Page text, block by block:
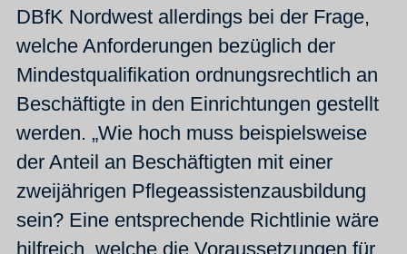
DBfK Nordwest allerdings bei der Frage,
welche Anforderungen bezüglich der
Mindestqualifikation ordnungsrechtlich an
Beschäftigte in den Einrichtungen gestellt
werden. „Wie hoch muss beispielsweise
der Anteil an Beschäftigten mit einer
zweijährigen Pflegeassistenzausbildung
sein? Eine entsprechende Richtlinie wäre
hilfreich, welche die Voraussetzungen für